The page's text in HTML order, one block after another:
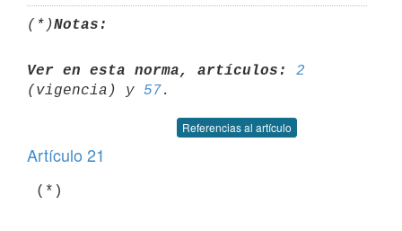
(*)Notas:
Ver en esta norma, artículos:
2
(vigencia) y 57
Referencias al artículo
Artículo 21
(*)